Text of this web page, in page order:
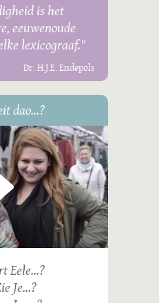
is het
eeuwenoude
lexicograaf."
Dr. H.J.E. Endepols
dao...?
Eele...?
Je...?